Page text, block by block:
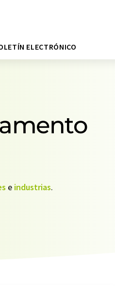
ELECTRÓNICO
e industrias.